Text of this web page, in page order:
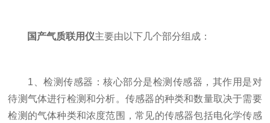
国产气质联用仪主要由以下几个部分组成：
1、检测传感器：核心部分是检测传感器，其作用是对
待测气体进行检测和分析。传感器的种类和数量取决于需要
检测的气体种类和浓度范围，常见的传感器包括电化学传感